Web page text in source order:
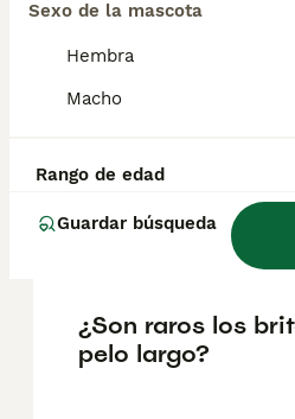
Sexo de la mascota
Hembra
Macho
Rango de edad
Guardar búsqueda
criadores responsables
salud y el bienestar de
de comprometerse
¿Cuál es la raza
británico de pelo
¿Son raros los
pelo largo?